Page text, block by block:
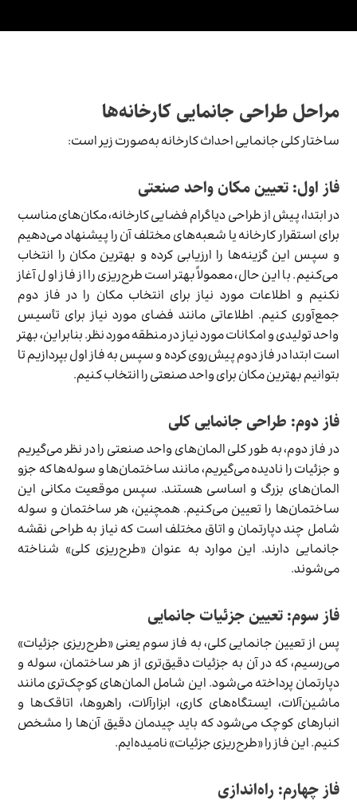
مراحل طراحی جانمایی کارخانه‌ها
ساختار کلی جانمایی احداث کارخانه به‌صورت زیر است:
فاز اول: تعیین مکان واحد صنعتی
در ابتدا، پیش از طراحی دیاگرام فضایی کارخانه، مکان‌های مناسب
برای استقرار کارخانه یا شعبه‌های مختلف آن را پیشنهاد می‌دهیم
و سپس این گزینه‌ها را ارزیابی کرده و بهترین مکان را انتخاب
می‌کنیم. با این حال، معمولاً بهتر است طرح‌ریزی را از فاز اول آغاز
نکنیم و اطلاعات مورد نیاز برای انتخاب مکان را در فاز دوم
جمع‌آوری کنیم. اطلاعاتی مانند فضای مورد نیاز برای تأسیس
واحد تولیدی و امکانات مورد نیاز در منطقه مورد نظر. بنابراین، بهتر
است ابتدا در فاز دوم پیش‌روی کرده و سپس به فاز اول بپردازیم تا
بتوانیم بهترین مکان برای واحد صنعتی را انتخاب کنیم.
فاز دوم: طراحی جانمایی کلی
در فاز دوم، به طور کلی المان‌های واحد صنعتی را در نظر می‌گیریم
و جزئیات را نادیده می‌گیریم، مانند ساختمان‌ها و سوله‌ها که جزو
المان‌های بزرگ و اساسی هستند. سپس موقعیت مکانی این
ساختمان‌ها را تعیین می‌کنیم. همچنین، هر ساختمان و سوله
شامل چند دپارتمان و اتاق مختلف است که نیاز به طراحی نقشه
جانمایی دارند. این موارد به عنوان «طرح‌ریزی کلی» شناخته
می‌شوند.
فاز سوم: تعیین جزئیات جانمایی
پس از تعیین جانمایی کلی، به فاز سوم یعنی «طرح‌ریزی جزئیات»
می‌رسیم، که در آن به جزئیات دقیق‌تری از هر ساختمان، سوله و
دپارتمان پرداخته می‌شود. این شامل المان‌های کوچک‌تری مانند
ماشین‌آلات، ایستگاه‌های کاری، ابزارآلات، راهروها، اتاقک‌ها و
انبارهای کوچک می‌شود که باید چیدمان دقیق آن‌ها را مشخص
کنیم. این فاز را «طرح‌ریزی جزئیات» نامیده‌ایم.
فاز چهارم: راه‌اندازی